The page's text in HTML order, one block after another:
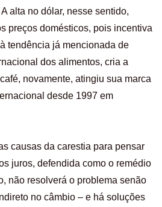
alta no dólar, nesse sentido,
preços domésticos, pois incentiva
tendência já mencionada de
dos alimentos, cria a
novamente, atingiu sua marca
desde 1997 em
causas da carestia para pensar
juros, defendida como o remédio
não resolverá o problema senão
no câmbio – e há soluções